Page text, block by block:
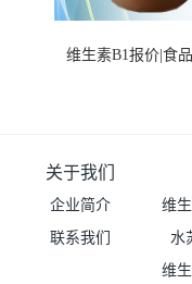
维生素B1报价|食
关于我们
企业简介
联系我们
维
水
维